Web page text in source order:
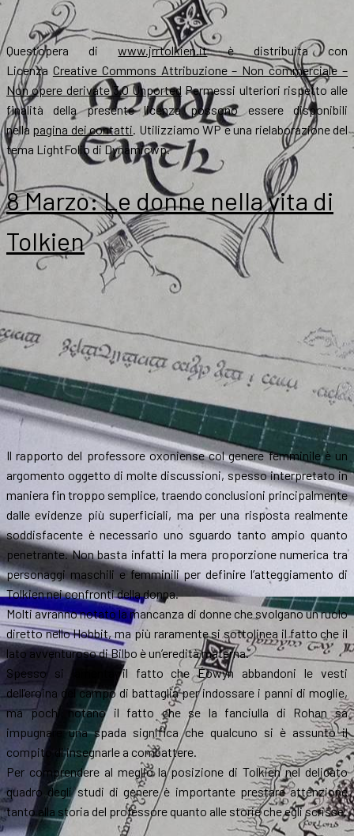
Quest’opera diwww.jrrtolkien.itè distribuita con
Licenza Creative Commons Attribuzione – Non commerciale –
Non opere derivate 3.0 Unported Permessi ulteriori rispetto alle
finalità della presente licenza possono essere disponibili
nella pagina dei contatti. Utilizziamo WP e una rielaborazione del
tema LightFolio di Dynamicwp.
8 Marzo: Le donne nella vita di
Tolkien
Il rapporto del professore oxoniense col genere femminile è un
argomento oggetto di molte discussioni, spesso interpretato in
maniera fin troppo semplice, traendo conclusioni principalmente
dalle evidenze più superficiali, ma per una risposta realmente
soddisfacente è necessario uno sguardo tanto ampio quanto
penetrante. Non basta infatti la mera proporzione numerica tra
personaggi maschili e femminili per definire l’atteggiamento di
Tolkien nei confronti della donna.
Molti avranno notato la mancanza di donne che svolgano un ruolo
diretto nello Hobbit, ma più raramente si sottolinea il fatto che il
lato avventuroso di Bilbo è un’eredità materna.
Spesso si lamenta il fatto che Éowyn abbandoni le vesti
dell’eroina del campo di battaglia per indossare i panni di moglie,
ma pochi notano il fatto che se la fanciulla di Rohan sa
impugnare una spada significa che qualcuno si è assunto il
compito di insegnarle a combattere.
Per comprendere al meglio la posizione di Tolkien nel delicato
quadro degli studi di genere è importante prestare attenzione
tanto alla storia del professore quanto alle storie che egli scrisse.